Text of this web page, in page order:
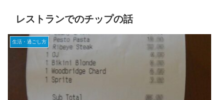
レストランでのチップの話
生活・過ごし方